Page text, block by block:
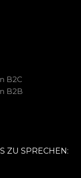
B2C
B2B
ZU SPRECHEN: